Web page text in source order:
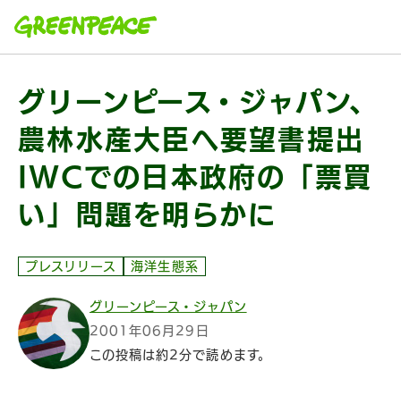
グリーンピース・ジャパン、
農林水産大臣へ要望書提出
IWCでの日本政府の「票買
い」問題を明らかに
プレスリリース 海洋生態系
グリーンピース・ジャパン
2001年06月29日
この投稿は約2分で読めます。